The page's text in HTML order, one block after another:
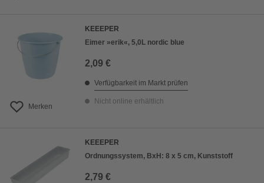
Merken
KEEEPER
Eimer »erik«, 5,0L nordic blue
2,09 €
Verfügbarkeit im Markt prüfen
Nicht online erhältlich
KEEEPER
Ordnungssystem, BxH: 8 x 5 cm, Kunststoff
2,79 €